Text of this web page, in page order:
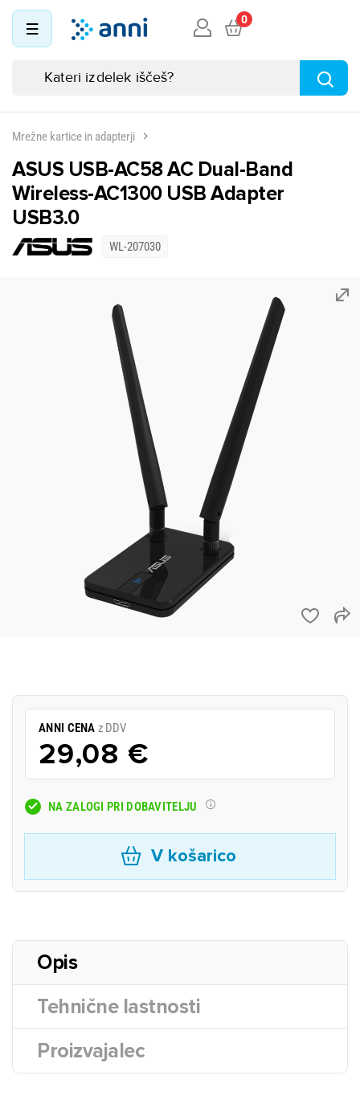
0
Mrežne kartice in adapterji
ASUS USB-AC58 AC Dual-Band
Wireless-AC1300 USB Adapter
USB3.0
WL-207030
ANNI CENA z DDV
29,08 €
NA ZALOGI PRI DOBAVITELJU
V košarico
Opis
Tehnične lastnosti
Proizvajalec